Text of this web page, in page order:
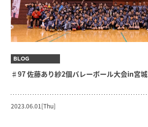
BLOG
♯97 佐藤あり紗2個バレーボール大会in宮城
2023.06.01[Thu]